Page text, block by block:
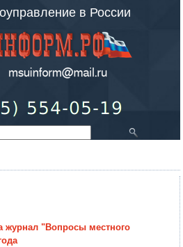
в России
журнал "Вопросы местного